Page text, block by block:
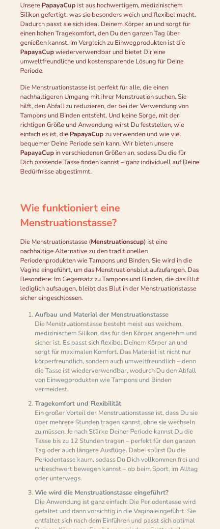
Unsere PapayaCupist aus hochwertigem, medizinischem
Silikon gefertigt, was sie besonders weich und flexibel macht.
Dadurch passt sie sich ideal Deinem Körper an und sorgt für
einen hohen Tragekomfort, den Du den ganzen Tag über
genießen kannst. Im Vergleich zu Einwegprodukten ist die
PapayaCupwiederverwendbar und bietet Dir eine
umweltfreundliche und kostensparende Lösung für Deine
Periode.
Die Menstruationstasse ist perfekt für alle, die einen
nachhaltigeren Umgang mit ihrer Menstruation suchen. Sie
hilft, den Abfall zu reduzieren, der bei der Verwendung von
Tampons und Binden entsteht. Und keine Sorge, mit der
richtigen Größe und Anwendung wirst Du feststellen, wie
einfach es ist, die PapayaCupzu verwenden und wie viel
bequemer Deine Periode sein kann. Wir bieten unsere
PapayaCupin verschiedenen Größen an, sodass Du die für
Dich passende Tasse finden kannst – ganz individuell auf Deine
Bedürfnisse abgestimmt.
Wie funktioniert eine
Menstruationstasse?
Die Menstruationstasse (Menstruationscup) ist eine
nachhaltige Alternative zu den traditionellen
Periodenprodukten wie Tampons und Binden. Sie wird in die
Vagina eingeführt, um das Menstruationsblut aufzufangen. Das
Besondere: Im Gegensatz zu Tampons und Binden, die das Blut
lediglich aufsaugen, bleibt das Blut in der Menstruationstasse
sicher eingeschlossen.
Aufbau und Material der Menstruationstasse
Die Menstruationstasse besteht meist aus weichem,
medizinischem Silikon, das für den Körper angenehm und
sicher ist. Es passt sich flexibel Deinem Körper an und
sorgt für maximalen Komfort. Das Material ist nicht nur
körperfreundlich, sondern auch umweltfreundlich – denn
die Tasse ist wiederverwendbar, wodurch Du den Abfall
von Einwegprodukten wie Tampons und Binden
vermeidest.
Tragekomfort und Flexibilität
Ein großer Vorteil der Menstruationstasse ist, dass Du sie
über mehrere Stunden tragen kannst, ohne sie wechseln
zu müssen. Je nach Stärke Deiner Periode kannst Du die
Tasse bis zu 12 Stunden tragen – perfekt für den ganzen
Tag oder auch längere Ausflüge. Dabei spürst Du die
Periodentasse kaum, sodass Du Dich vollkommen frei und
unbeschwert bewegen kannst – ob beim Sport, im Alltag
oder unterwegs.
Wie wird die Menstruationstasse eingeführt?
Die Anwendung ist ganz einfach: Die Periodentasse wird
gefaltet und dann vorsichtig in die Vagina eingeführt. Sie
entfaltet sich nach dem Einführen und passt sich optimal